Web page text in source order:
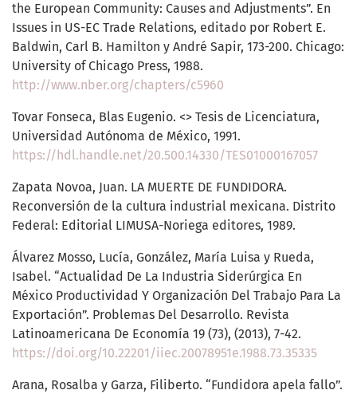
the European Community: Causes and Adjustments”. En
Issues in US-EC Trade Relations, editado por Robert E.
Baldwin, Carl B. Hamilton y André Sapir, 173-200. Chicago:
University of Chicago Press, 1988.
http://www.nber.org/chapters/c5960
Tovar Fonseca, Blas Eugenio. <> Tesis de Licenciatura,
Universidad Autónoma de México, 1991.
https://hdl.handle.net/20.500.14330/TES01000167057
Zapata Novoa, Juan. LA MUERTE DE FUNDIDORA.
Reconversión de la cultura industrial mexicana. Distrito
Federal: Editorial LIMUSA-Noriega editores, 1989.
Álvarez Mosso, Lucía, González, María Luisa y Rueda,
Isabel. “Actualidad De La Industria Siderúrgica En
México Productividad Y Organización Del Trabajo Para La
Exportación”. Problemas Del Desarrollo. Revista
Latinoamericana De Economía 19 (73), (2013), 7-42.
https://doi.org/10.22201/iiec.20078951e.1988.73.35335
Arana, Rosalba y Garza, Filiberto. “Fundidora apela fallo”.